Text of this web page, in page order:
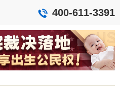
400-611-3391